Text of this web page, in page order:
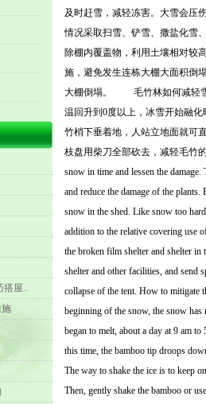
搭屋..
及时赶雪，减轻冻害。大雪会
情况采取扫雪、铲雪、撒盐化雪
除棚内覆盖物，利用土壤相对
施，避免发生连栋大棚大面积
大棚倒塌。 毛竹林如何减轻雪
温回升到0度以上，冰雪开始融
竹梢下垂着地，人站立地面就
枝盘用柴刀全部砍去，减轻毛竹
snow in time and lessen the
and reduce the damage of the
snow in the shed. Like snow too
addition to the relative covering use
the broken film shelter and shelter in
shelter and other facilities, and send
collapse of the tent. How to mitigate
beginning of the snow, the snow has
began to melt, about a day at 9 am
this time, the bamboo tip droops
The way to shake the ice is to keep
Then, gently shake the bamboo or